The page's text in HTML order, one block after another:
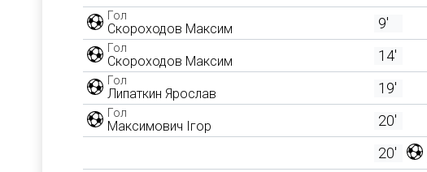
Гол
Скороходов Максим 9'
Гол
Скороходов Максим 14'
Гол
Липаткин Ярослав 19'
Гол
Максимович Ігор
20'
20'